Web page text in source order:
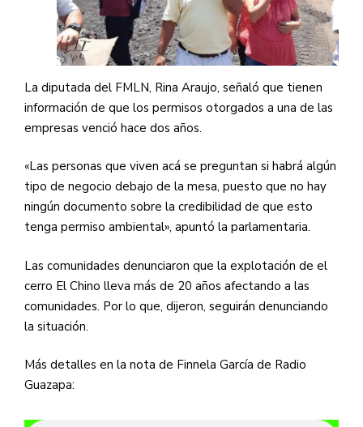
La diputada del FMLN, Rina Araujo, señaló que tienen
información de que los permisos otorgados a una de las
empresas venció hace dos años.
«Las personas que viven acá se preguntan si habrá algún
tipo de negocio debajo de la mesa, puesto que no hay
ningún documento sobre la credibilidad de que esto
tenga permiso ambiental», apuntó la parlamentaria.
Las comunidades denunciaron que la explotación de el
cerro El Chino lleva más de 20 años afectando a las
comunidades. Por lo que, dijeron, seguirán denunciando
la situación.
Más detalles en la nota de Finnela García de Radio
Guazapa: